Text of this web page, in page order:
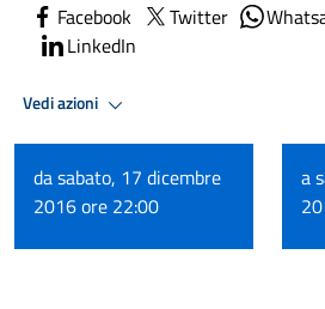
Facebook Twitter
LinkedIn
Vedi azioni
da sabato, 17 dicembre
2016 ore 22:00
a